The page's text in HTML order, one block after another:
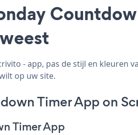
- app, pas de stijl en kleuren
op uw site.
Timer App on
Timer App